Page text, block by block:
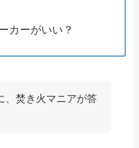
カーがいい？
、焚き火マニアが答